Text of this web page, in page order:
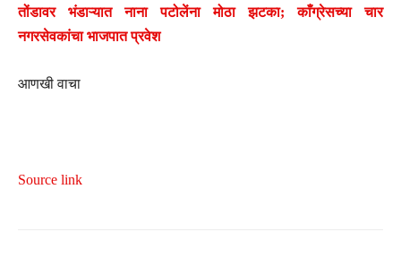
तोंडावर भंडाऱ्यात नाना पटोलेंना मोठा झटका; काँग्रेसच्या चार
नगरसेवकांचा भाजपात प्रवेश
आणखी वाचा
Source link